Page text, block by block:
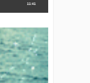
11:41